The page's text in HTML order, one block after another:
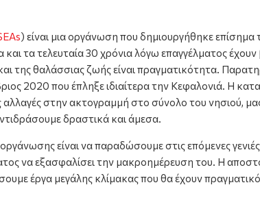
) είναι μια οργάνωση που δημιουργήθηκε
τα τελευταία 30 χρόνια λόγω επαγγέλματος
της θαλάσσιας ζωής είναι πραγματικότητα.
2020 που έπληξε ιδιαίτερα την Κεφαλονιά. Η
αλλαγές στην ακτογραμμή στο σύνολο του νησιού,
δραστικά και άμεσα.
είναι να παραδώσουμε στις επόμενες
να εξασφαλίσει την μακροημέρευση του. Η
έργα μεγάλης κλίμακας που θα έχουν